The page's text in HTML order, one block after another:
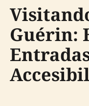
Guérin: